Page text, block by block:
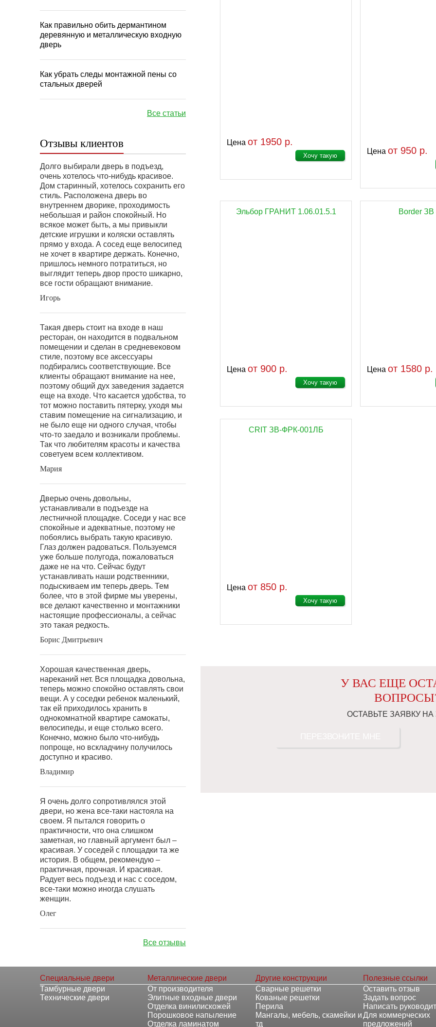
Ценаот 1950 р.
Хочу такую
Ценаот 950 р.
Эльбор ГРАНИТ 1.06.01.5.1
Ценаот 900 р.
Хочу такую
Border ЗВ
Ценаот 1580 р.
CRIT ЗВ-ФРК-001ЛБ
Ценаот 850 р.
Хочу такую
У ВАС ЕЩЕ
ОСТАВЬТЕ ЗАЯВКУ НА
Как правильно обить дермантином
деревянную и металлическую входную
дверь
Как убрать следы монтажной пены со
стальных дверей
Все статьи
Отзывы клиентов
Долго выбирали дверь в подъезд,
очень хотелось что-нибудь красивое.
Дом старинный, хотелось сохранить его
стиль. Расположена дверь во
внутреннем дворике, проходимость
небольшая и район спокойный. Но
всякое может быть, а мы привыкли
детские игрушки и коляски оставлять
прямо у входа. А сосед еще велосипед
не хочет в квартире держать. Конечно,
пришлось немного потратиться, но
выглядит теперь двор просто шикарно,
все гости обращают внимание.
Игорь
Такая дверь стоит на входе в наш
ресторан, он находится в подвальном
помещении и сделан в средневековом
стиле, поэтому все аксессуары
подбирались соответствующие. Все
клиенты обращают внимание на нее,
поэтому общий дух заведения задается
еще на входе. Что касается удобства, то
тот можно поставить пятерку, уходя мы
ставим помещение на сигнализацию, и
не было еще ни одного случая, чтобы
что-то заедало и возникали проблемы.
Так что любителям красоты и качества
советуем всем коллективом.
Мария
Дверью очень довольны,
устанавливали в подъезде на
лестничной площадке. Соседи у нас все
спокойные и адекватные, поэтому не
побоялись выбрать такую красивую.
Глаз должен радоваться. Пользуемся
уже больше полугода, пожаловаться
даже не на что. Сейчас будут
устанавливать наши родственники,
подыскиваем им теперь дверь. Тем
более, что в этой фирме мы уверены,
все делают качественно и монтажники
настоящие профессионалы, а сейчас
это такая редкость.
Борис Дмитрьевич
Хорошая качественная дверь,
нареканий нет. Вся площадка довольна,
теперь можно спокойно оставлять свои
вещи. А у соседки ребенок маленький,
так ей приходилось хранить в
однокомнатной квартире самокаты,
велосипеды, и еще столько всего.
Конечно, можно было что-нибудь
попроще, но вскладчину получилось
доступно и красиво.
Владимир
Я очень долго сопротивлялся этой
двери, но жена все-таки настояла на
своем. Я пытался говорить о
практичности, что она слишком
заметная, но главный аргумент был –
красивая. У соседей с площадки та же
история. В общем, рекомендую –
практичная, прочная. И красивая.
Радует весь подъезд и нас с соседом,
все-таки можно иногда слушать
женщин.
Олег
Все отзывы
Специальные двери
Тамбурные двери
Технические двери
Металлические двери
От производителя
Элитные входные двери
Отделка винилискожей
Порошковое напыление
Отделка ламинатом
Другие конструкции
Сварные решетки
Кованые решетки
Перила
Мангалы, мебель, скамейки и
тд
Полезные ссылки
Оставить отзыв
Задать вопрос
Написать
Для коммерческих
предложений